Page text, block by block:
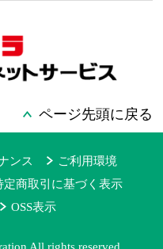
ページ先頭に戻る
ンス
ご利用環境
定商取引に基づく表示
OSS表示
All rights reserved.